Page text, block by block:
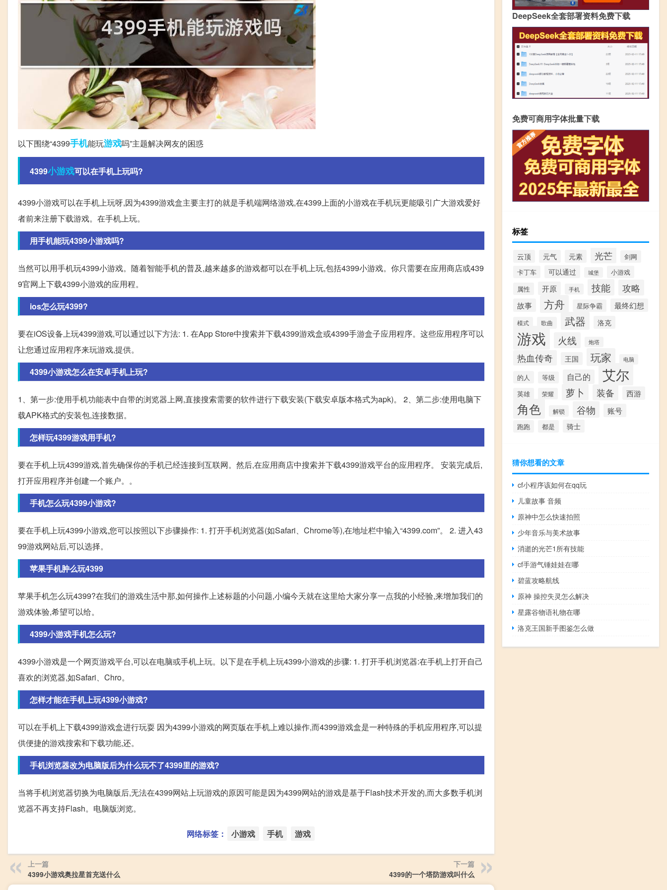
以下围绕“4399手机能玩游戏吗”主题解决网友的困惑
4399小游戏可以在手机上玩吗?
4399小游戏可以在手机上玩呀,因为4399游戏盒主要主打的就是手机端网络游戏,在4399上面的小游戏在手机玩更能吸引广大游戏爱好
者前来注册下载游戏。在手机上玩。
用手机能玩4399小游戏吗?
当然可以用手机玩4399小游戏。随着智能手机的普及,越来越多的游戏都可以在手机上玩,包括4399小游戏。你只需要在应用商店或439
9官网上下载4399小游戏的应用程。
ios怎么玩4399?
要在iOS设备上玩4399游戏,可以通过以下方法: 1. 在App Store中搜索并下载4399游戏盒或4399手游盒子应用程序。这些应用程序可以
让您通过应用程序来玩游戏,提供。
4399小游戏怎么在安卓手机上玩?
1、第一步:使用手机功能表中自带的浏览器上网,直接搜索需要的软件进行下载安装(下载安卓版本格式为apk)。 2、第二步:使用电脑下
载APK格式的安装包,连接数据。
怎样玩4399游戏用手机?
要在手机上玩4399游戏,首先确保你的手机已经连接到互联网。然后,在应用商店中搜索并下载4399游戏平台的应用程序。 安装完成后,
打开应用程序并创建一个账户。。
手机怎么玩4399小游戏?
要在手机上玩4399小游戏,您可以按照以下步骤操作: 1. 打开手机浏览器(如Safari、Chrome等),在地址栏中输入“4399.com”。 2. 进入43
99游戏网站后,可以选择。
苹果手机肿么玩4399
苹果手机怎么玩4399?在我们的游戏生活中那,如何操作上述标题的小问题,小编今天就在这里给大家分享一点我的小经验,来增加我们的
游戏体验,希望可以给。
4399小游戏手机怎么玩?
4399小游戏是一个网页游戏平台,可以在电脑或手机上玩。以下是在手机上玩4399小游戏的步骤: 1. 打开手机浏览器:在手机上打开自己
喜欢的浏览器,如Safari、Chro。
怎样才能在手机上玩4399小游戏?
可以在手机上下载4399游戏盒进行玩耍 因为4399小游戏的网页版在手机上难以操作,而4399游戏盒是一种特殊的手机应用程序,可以提
供便捷的游戏搜索和下载功能,还。
手机浏览器改为电脑版后为什么玩不了4399里的游戏?
当将手机浏览器切换为电脑版后,无法在4399网站上玩游戏的原因可能是因为4399网站的游戏是基于Flash技术开发的,而大多数手机浏
览器不再支持Flash。电脑版浏览。
网络标签： 小游戏 手机 游戏
上一篇
4399小游戏奥拉星首充送什么
下一篇
4399的一个塔防游戏叫什么
DeepSeek全套部署资料免费下载
免费可商用字体批量下载
标签
云顶 元气 元素 光芒
剑网
卡丁车
可以通过 城堡
小游戏
属性
开原 手机 技能 攻略
故事 方舟 星际争霸 最终幻想
模式 歌曲 武器 洛克
游戏 火线 炮塔
热血传奇 王国 玩家 电脑
的人 等级 自己的 艾尔
英雄 荣耀 萝卜 装备 西游
角色 解锁 谷物 账号
跑跑 都是 骑士
猜你想看的文章
cf小程序该如何在qq玩
儿童故事 音频
原神中怎么快速拍照
少年音乐与美术故事
消逝的光芒1所有技能
cf手游气锤娃娃在哪
碧蓝攻略航线
原神 操控失灵怎么解决
星露谷物语礼物在哪
洛克王国新手图鉴怎么做